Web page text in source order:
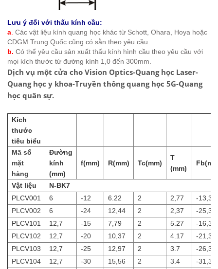
Lưu ý đối với thấu kính cầu:
a. Các vật liệu kính quang học khác từ Schott, Ohara, Hoya hoặc
CDGM Trung Quốc cũng có sẵn theo yêu cầu.
b. Có thể yêu cầu sản xuất thấu kính hình cầu theo yêu cầu với
mọi kích thước từ đường kính 1,0 đến 300mm.
Dịch vụ một cửa cho Vision Optics-Quang học Laser-
Quang học y khoa-Truyền thông quang học 5G-Quang
học quân sự.
Kích
thước
tiêu biểu
Mã số
mặt
hàng
Đường
kính
(mm)
f(mm) R(mm) Tc(mm)
T
(mm)
Vật liệu
N-BK7
PLCV001
6 -12 6.22 2 2,77
-13,31
PLCV002
6 -24 12,44 2 2,37
-25,31
PLCV101
12,7 -15 7,79 2 5.27
-16,35
PLCV102
12,7 -20 10,37 2 4.17
-21,32
PLCV103
12,7 -25 12,97 2 3.7
-26,33
PLCV104
12,7 -30 15,56 2 3.4
-31,31